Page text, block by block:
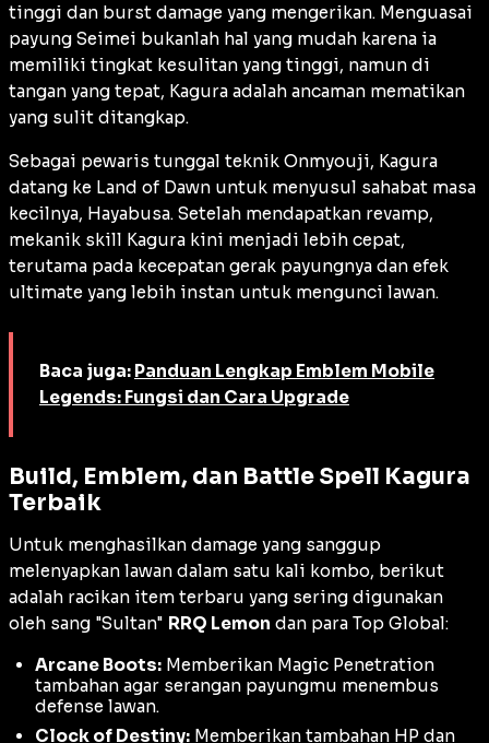
tinggi dan burst damage yang mengerikan. Menguasai
payung Seimei bukanlah hal yang mudah karena ia
memiliki tingkat kesulitan yang tinggi, namun di
tangan yang tepat, Kagura adalah ancaman mematikan
yang sulit ditangkap.
Sebagai pewaris tunggal teknik Onmyouji, Kagura
datang ke Land of Dawn untuk menyusul sahabat masa
kecilnya, Hayabusa. Setelah mendapatkan revamp,
mekanik skill Kagura kini menjadi lebih cepat,
terutama pada kecepatan gerak payungnya dan efek
ultimate yang lebih instan untuk mengunci lawan.
Baca juga: Panduan Lengkap Emblem Mobile
Legends: Fungsi dan Cara Upgrade
Build, Emblem, dan Battle Spell Kagura
Terbaik
Untuk menghasilkan damage yang sanggup
melenyapkan lawan dalam satu kali kombo, berikut
adalah racikan item terbaru yang sering digunakan
oleh sang "Sultan" RRQ Lemon dan para Top Global:
Arcane Boots: Memberikan Magic Penetration
tambahan agar serangan payungmu menembus
defense lawan.
Clock of Destiny: Memberikan tambahan HP dan